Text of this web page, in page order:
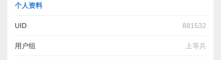
个人资料
UID 881532
用户组 上等兵